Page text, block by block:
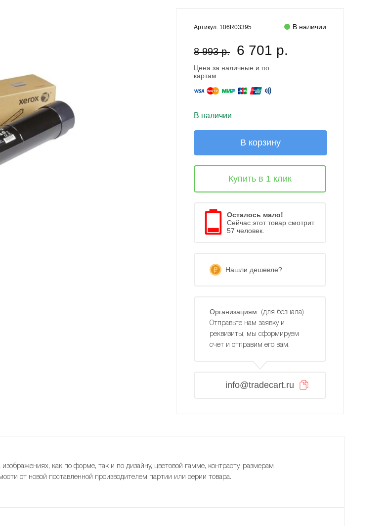
Артикул: 106R03395 В наличии
8 993 р. 6 701 р.
Цена за наличные и по
картам
В наличии
В корзину
Купить в 1 клик
Осталось мало!
Сейчас этот товар смотрит
57 человек.
Нашли дешевле?
Организациям
(для безнала)
Отправьте нам заявку и
реквизиты, мы сформируем
счет и отправим его вам.
info@tradecart.ru
как по форме, так и по дизайну, цветовой гамме, контрасту, размерам
от новой поставленной производителем партии или серии товара.